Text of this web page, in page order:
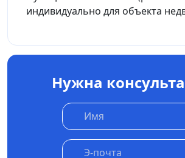
индивидуально для объекта
Нужна